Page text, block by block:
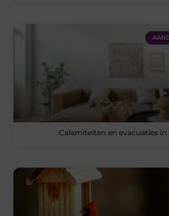
Calamiteiten en evacuaties in